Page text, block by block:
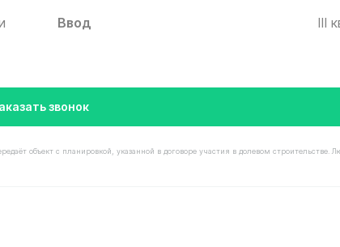
Ввод III
звонок
объект с планировкой, указанной в договоре участия в долевом строительстве.